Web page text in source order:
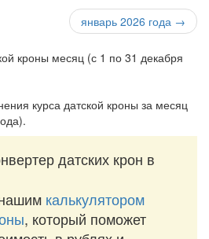
январь 2026 года →
курса датской кроны за месяц
.
датских крон в
калькулятором
, который поможет